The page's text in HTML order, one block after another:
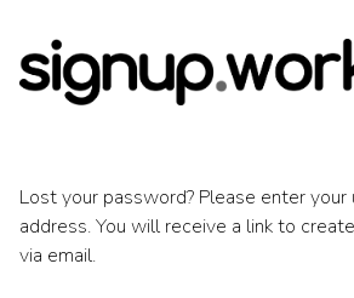
Content
Lost your password? Please enter your
address. You will receive a link to
via email.